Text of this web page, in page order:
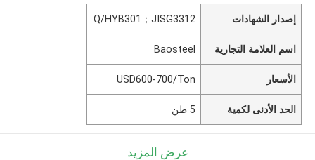
إصدار الشهادات Q/HYB301；JISG3312
اسم العلامة التجارية Baosteel
الأسعار USD600-700/Ton
الحد الأدنى لكمية 5 طن
عرض المزيد